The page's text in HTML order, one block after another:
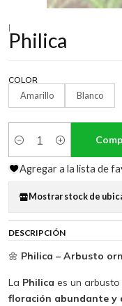
|
Philica
COLOR
Amarillo
Blanco
Cantidad
Agregar a la lista de
Mostrar stock de
DESCRIPCIÓN
🌼 Philica – Arbusto
La Philica es un
floración abundante y